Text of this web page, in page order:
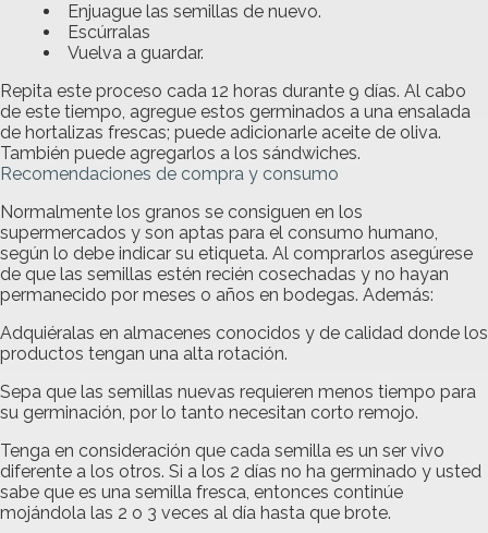
Enjuague las semillas de nuevo.
Escúrralas
Vuelva a guardar.
Repita este proceso cada 12 horas durante 9 días. Al cabo
de este tiempo, agregue estos germinados a una ensalada
de hortalizas frescas; puede adicionarle aceite de oliva.
También puede agregarlos a los sándwiches.
Recomendaciones de compra y consumo
Normalmente los granos se consiguen en los
supermercados y son aptas para el consumo humano,
según lo debe indicar su etiqueta. Al comprarlos asegúrese
de que las semillas estén recién cosechadas y no hayan
permanecido por meses o años en bodegas. Además:
Adquiéralas en almacenes conocidos y de calidad donde los
productos tengan una alta rotación.
Sepa que las semillas nuevas requieren menos tiempo para
su germinación, por lo tanto necesitan corto remojo.
Tenga en consideración que cada semilla es un ser vivo
diferente a los otros. Si a los 2 días no ha germinado y usted
sabe que es una semilla fresca, entonces continúe
mojándola las 2 o 3 veces al día hasta que brote.